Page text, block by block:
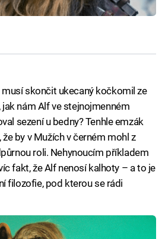
skončit ukecaný kočkomil ze
nám Alf ve stejnojmenném
sezení u bedny? Tenhle emzák
by v Mužích v černém mohl z
roli. Nehynoucím příkladem
fakt, že Alf nenosí kalhoty – a to je
filozofie, pod kterou se rádi